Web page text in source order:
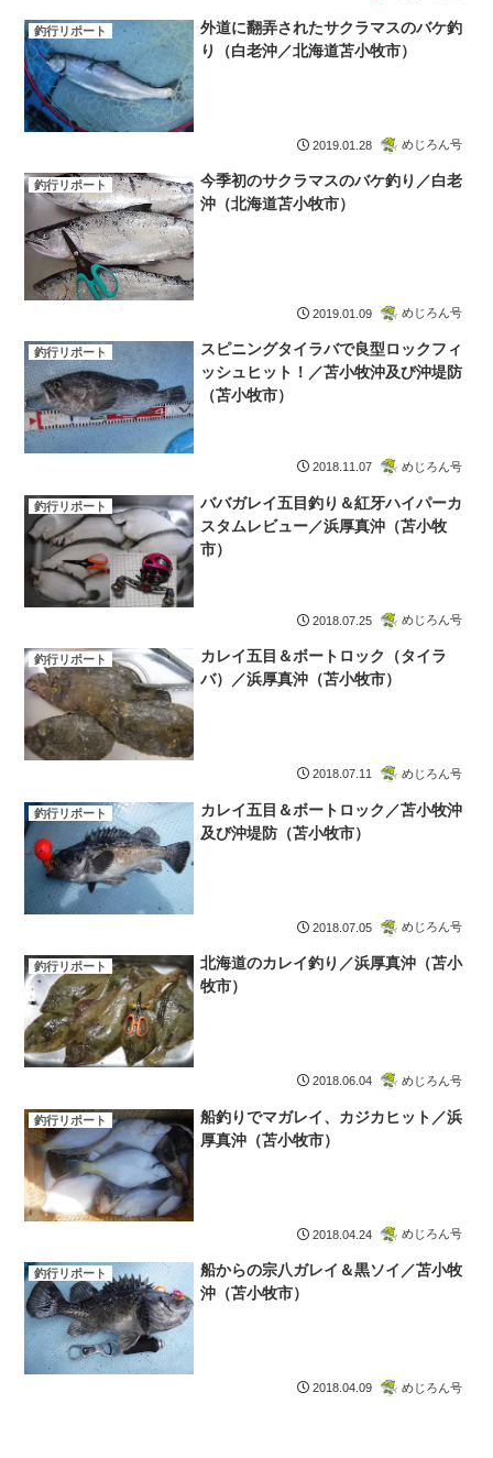
釣行リポート
外道に翻弄されたサクラマスのバケ釣
り（白老沖／北海道苫小牧市）
2019.01.28 めじろん号
釣行リポート
今季初のサクラマスのバケ釣り／白老
沖（北海道苫小牧市）
2019.01.09 めじろん号
釣行リポート
スピニングタイラバで良型ロックフィ
ッシュヒット！／苫小牧沖及び沖堤防
（苫小牧市）
2018.11.07 めじろん号
釣行リポート
ババガレイ五目釣り＆紅牙ハイパーカ
スタムレビュー／浜厚真沖（苫小牧
市）
2018.07.25 めじろん号
釣行リポート
カレイ五目＆ボートロック（タイラ
バ）／浜厚真沖（苫小牧市）
2018.07.11 めじろん号
釣行リポート
カレイ五目＆ボートロック／苫小牧沖
及び沖堤防（苫小牧市）
2018.07.05 めじろん号
釣行リポート
北海道のカレイ釣り／浜厚真沖（苫小
牧市）
2018.06.04 めじろん号
釣行リポート
船釣りでマガレイ、カジカヒット／浜
厚真沖（苫小牧市）
2018.04.24 めじろん号
釣行リポート
船からの宗八ガレイ＆黒ソイ／苫小牧
沖（苫小牧市）
2018.04.09 めじろん号